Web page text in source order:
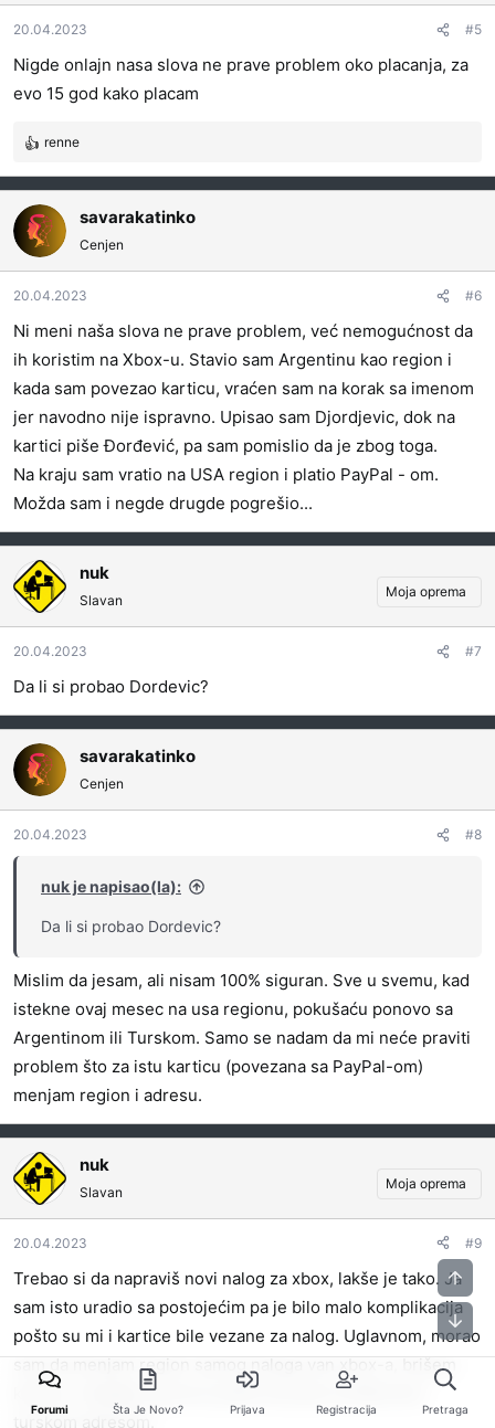
a
n
a
:
20.04.2023 #5
Nigde onlajn nasa slova ne prave problem oko placanja, za
evo 15 god kako placam
R
e
a
g
o
v
a
n
a
:
renne
savarakatinko
Cenjen
20.04.2023 #6
Ni meni naša slova ne prave problem, već nemogućnost da
ih koristim na Xbox-u. Stavio sam Argentinu kao region i
kada sam povezao karticu, vraćen sam na korak sa imenom
jer navodno nije ispravno. Upisao sam Djordjevic, dok na
kartici piše Đorđević, pa sam pomislio da je zbog toga.
Na kraju sam vratio na USA region i platio PayPal - om.
Možda sam i negde drugde pogrešio...
nuk
Slavan
Moja oprema
20.04.2023 #7
Da li si probao Dordevic?
savarakatinko
Cenjen
20.04.2023 #8
nuk je napisao(la):
Da li si probao Dordevic?
Mislim da jesam, ali nisam 100% siguran. Sve u svemu, kad
istekne ovaj mesec na usa regionu, pokušaću ponovo sa
Argentinom ili Turskom. Samo se nadam da mi neće praviti
problem što za istu karticu (povezana sa PayPal-om)
menjam region i adresu.
nuk
Slavan
Moja oprema
20.04.2023 #9
Trebao si da napraviš novi nalog za xbox, lakše je tako. Ja
sam isto uradio sa postojećim pa je bilo malo komplikacija
pošto su mi i kartice bile vezane za nalog. Uglavnom, morao
sam da menjam region samog naloga van xbox-a, brišem
kartice i dodajem ponovo preko konzole sa fiktivnom
turskom adresom.
Forumi Šta Je Novo? Prijava Registracija Pretraga